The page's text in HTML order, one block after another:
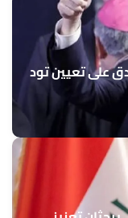
على تعيين تود